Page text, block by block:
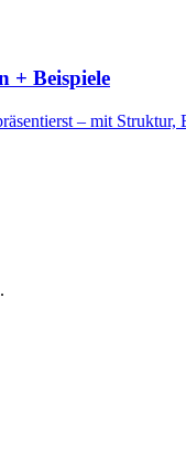
+ Beispiele
– mit Struktur,